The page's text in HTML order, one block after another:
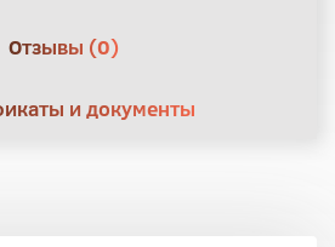
Отзывы (0)
и документы